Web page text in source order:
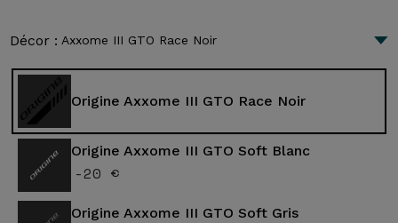
Décor : Axxome III GTO Race Noir
Origine Axxome III GTO Race Noir
Origine Axxome III GTO Soft Blanc
-20 €
Origine Axxome III GTO Soft Gris